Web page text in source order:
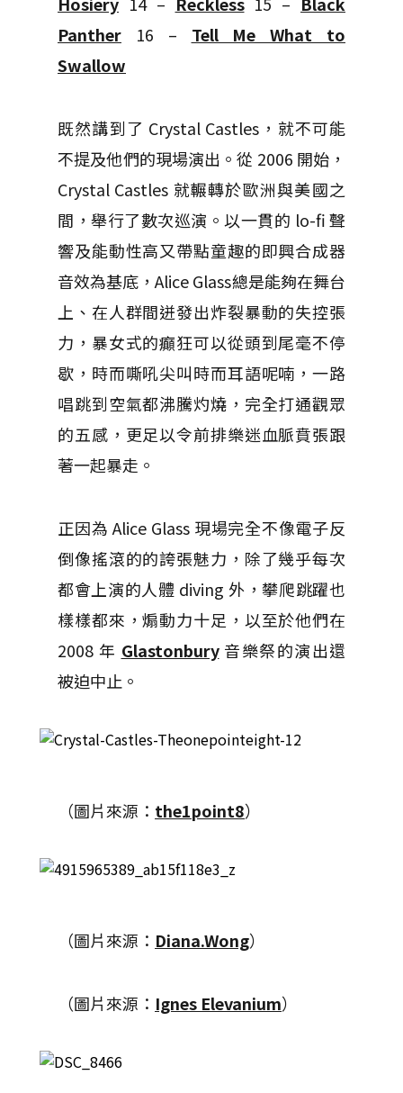
Panther 16 – Tell Me What to
Swallow
既然講到了 Crystal Castles，就不可能
不提及他們的現場演出。從 2006 開始，
Crystal Castles 就輾轉於歐洲與美國之
間，舉行了數次巡演。以一貫的 lo-fi 聲
響及能動性高又帶點童趣的即興合成器
音效為基底，Alice Glass總是能夠在舞台
上、在人群間迸發出炸裂暴動的失控張
力，暴女式的癲狂可以從頭到尾毫不停
歇，時而嘶吼尖叫時而耳語呢喃，一路
唱跳到空氣都沸騰灼燒，完全打通觀眾
的五感，更足以令前排樂迷血脈賁張跟
著一起暴走。
正因為 Alice Glass 現場完全不像電子反
倒像搖滾的的誇張魅力，除了幾乎每次
都會上演的人體 diving 外，攀爬跳躍也
樣樣都來，煽動力十足，以至於他們在
2008 年 Glastonbury音樂祭的演出還
被迫中止。
（圖片來源： the1point8）
（圖片來源： Diana.Wong）
（圖片來源： Ignes Elevanium）